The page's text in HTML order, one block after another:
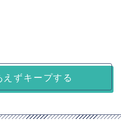
えずキープする